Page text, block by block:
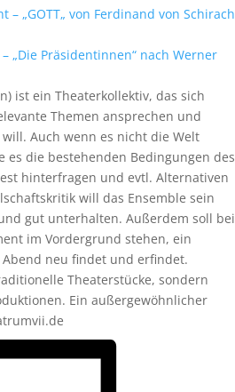
„GOTT„ von Ferdinand von Schirach
„Die Präsidentinnen“ nach Werner
ist ein Theaterkollektiv, das sich
Themen ansprechen und
Auch wenn es nicht die Welt
es die bestehenden Bedingungen des
hinterfragen und evtl. Alternativen
will das Ensemble sein
gut unterhalten. Außerdem soll bei
im Vordergrund stehen, ein
neu findet und erfindet.
Theaterstücke, sondern
Ein außergewöhnlicher